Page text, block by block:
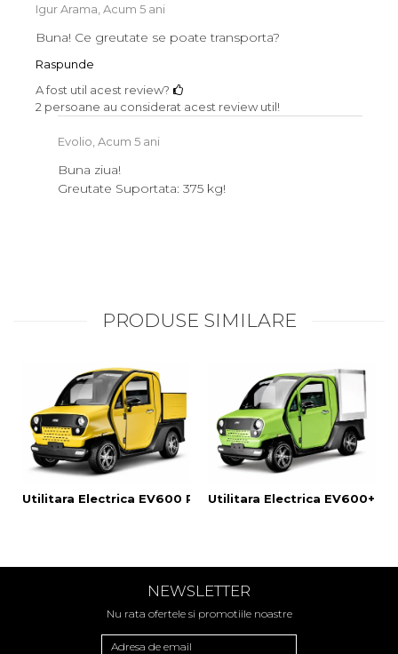
Igur Arama, Acum 5 ani
Buna! Ce greutate se poate transporta?
Raspunde
A fost util acest review?
2 persoane au considerat acest review util!
Evolio, Acum 5 ani
Buna ziua!
Greutate Suportata: 375 kg!
PRODUSE SIMILARE
Utilitara Electrica EV600 PickUPUtilitara Electrica EV600+
NEWSLETTER
Nu rata ofertele si promotiile noastre